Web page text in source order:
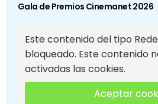
Gala de Premios Cinemanet 2026
Este contenido del tipo
bloqueado. Este contenido
activadas las cookies.
Aceptar